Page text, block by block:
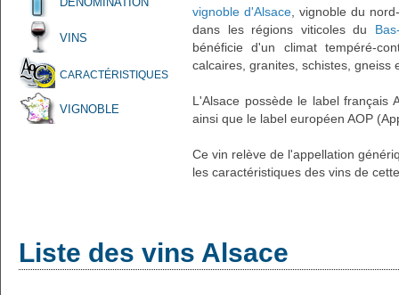
VINS
CARACTÉRISTIQUES
VIGNOBLE
vignoble d'Alsace , vignoble du
dans les régions viticoles du
bénéficie d'un climat tempéré-
calcaires, granites, schistes, gneiss
L'Alsace possède le label français
ainsi que le label européen AOP
Ce vin relève de l'appellation
les caractéristiques des vins de
Liste des vins Alsace